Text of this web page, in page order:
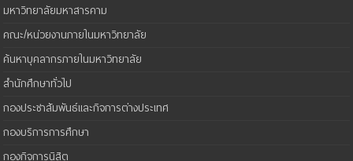
มหาวิทยาลัยมหาสารคาม
คณะ/หน่วยงานภายในมหาวิทยาลัย
ค้นหาบุคลากรภายในมหาวิทยาลัย
สำนักศึกษาทั่วไป
กองประชาสัมพันธ์และกิจการต่างประเทศ
กองบริการการศึกษา
กองกิจการนิสิต